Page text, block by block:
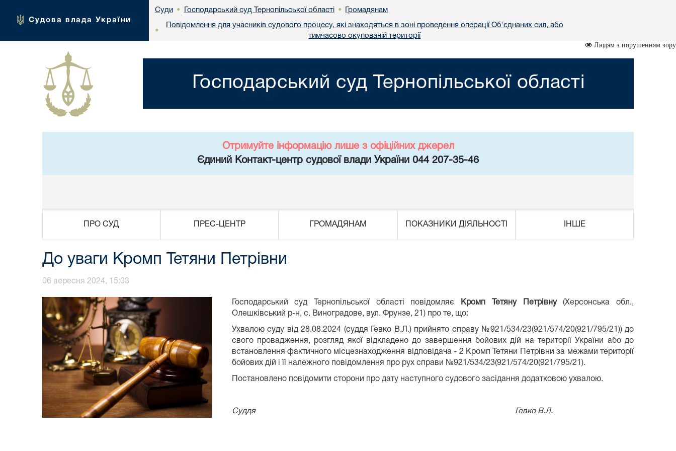
Судова влада України
Суди • Господарський суд Тернопільської області • Громадянам
•
Повідомлення для учасників судового процесу, які знаходяться в зоні проведення операції Об'єднаних сил, або
тимчасово окупованій території
Людям з порушенням зору
Господарський суд Тернопільської області
Отримуйте інформацію лише з офіційних джерел
Єдиний Контакт-центр судової влади України 044 207-35-46
ПРО СУД ПРЕС-ЦЕНТР ГРОМАДЯНАМ ПОКАЗНИКИ ДІЯЛЬНОСТІ ІНШЕ
До уваги Кромп Тетяни Петрівни
06 вересня 2024, 15:03
Господарський суд Тернопільської області повідомляє Кромп Тетяну Петрівну(Херсонська обл.,
Олешківський р-н, с. Виноградове, вул. Фрунзе, 21) про те, що:
Ухвалою суду від 28.08.2024 (суддя Гевко В.Л.) прийнято справу №921/534/23(921/574/20(921/795/21)) до
свого провадження, розгляд якої відкладено до завершення бойових дій на території України або до
встановлення фактичного місцезнаходження відповідача - 2 Кромп Тетяни Петрівни за межами території
бойових дій і її належного повідомлення про рух справи №921/534/23(921/574/20(921/795/21).
Постановлено повідомити сторони про дату наступного судового засідання додатковою ухвалою.
Суддя Гевко В.Л.